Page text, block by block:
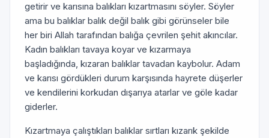
getirir ve karısına balıkları kızartmasını söyler. Söyler
ama bu balıklar balık değil balık gibi görünseler bile
her biri Allah tarafından balığa çevrilen şehit akıncılar.
Kadın balıkları tavaya koyar ve kızarmaya
başladığında, kızaran balıklar tavadan kaybolur. Adam
ve karısı gördükleri durum karşısında hayrete düşerler
ve kendilerini korkudan dışarıya atarlar ve göle kadar
giderler.
Kızartmaya çalıştıkları balıklar sırtları kızarık şekilde